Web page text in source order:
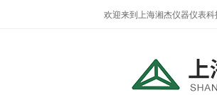
欢迎来到上海湘杰仪器仪表科